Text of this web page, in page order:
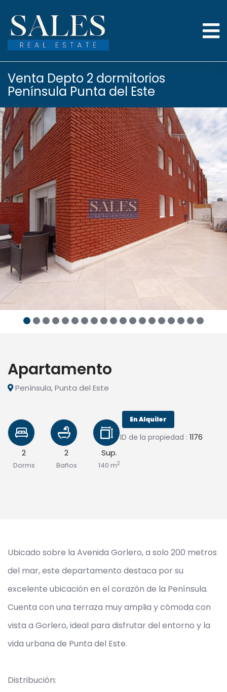
Venta Depto 2 dormitorios
Península Punta del Este
Apartamento
Península, Punta del Este
2
Dorms
2
Baños
Sup.
140 m2
En Alquiler
ID de la propiedad : 1176
Ubicado sobre la Avenida Gorlero, a solo 200 metros
del mar, este departamento destaca por su
excelente ubicación en el corazón de la Península.
Cuenta con una terraza muy amplia y cómoda con
vista a Gorlero, ideal para disfrutar del entorno y la
vida urbana de Punta del Este.
Distribución: